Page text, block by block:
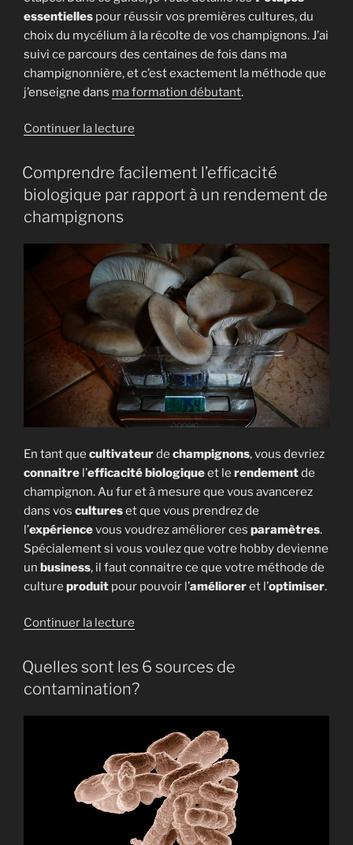
essentielles pour réussir vos premières cultures, du
choix du mycélium à la récolte de vos champignons. J’ai
suivi ce parcours des centaines de fois dans ma
champignonnière, et c’est exactement la méthode que
j’enseigne dans ma formation débutant.
Continuer la lecture
de
culture
de
champignon »
Comprendre facilement l’efficacité
biologique par rapport à un rendement de
champignons
En tant que cultivateurde champignons, vous devriez
connaitre l’efficacité biologiqueet le rendementde
champignon. Au fur et à mesure que vous avancerez
dans vos cultureset que vous prendrez de
l’expériencevous voudrez améliorer ces paramètres.
Spécialement si vous voulez que votre hobby devienne
un business, il faut connaitre ce que votre méthode de
culture produit pour pouvoir l’amélioreret l’optimiser.
Continuer la lecture
facilement
biologique
par
rapport
à
un
rendement
de
champignons »
Quelles sont les 6 sources de
contamination?